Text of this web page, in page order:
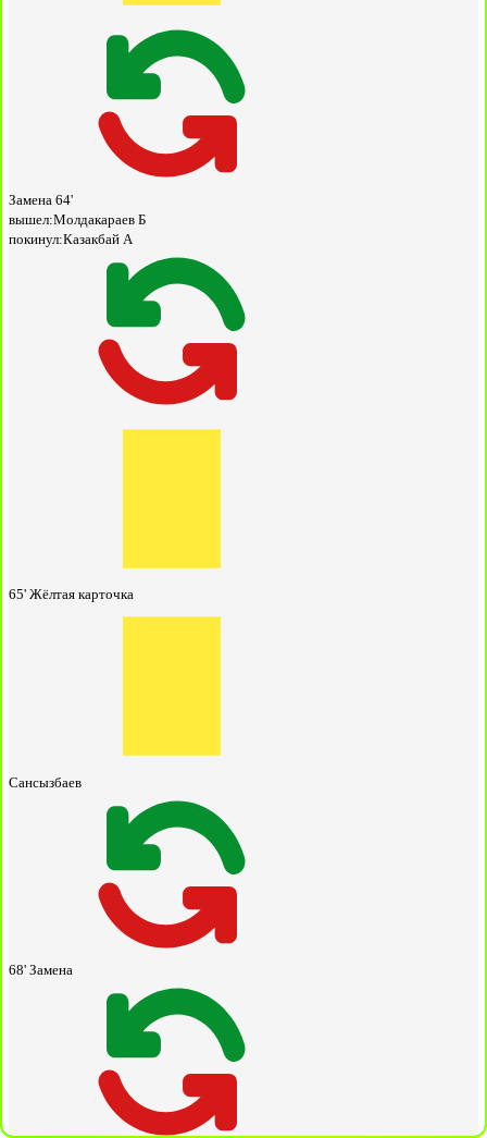
Замена 64'
вышел:Молдакараев Б
покинул:Казакбай А
65' Жёлтая карточка
Сансызбаев
68' Замена